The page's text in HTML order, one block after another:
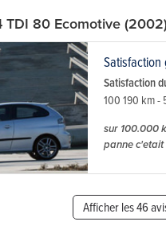
TDI 80 Ecomotive
Satisfaction
Satisfaction
100 190 km -
sur 100.000
panne
Afficher les 46